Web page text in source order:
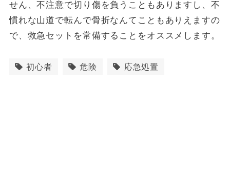
せん、不注意で切り傷を負うこともありますし、不
慣れな山道で転んで骨折なんてこともありえますの
で、救急セットを常備することをオススメします。
初心者 危険 応急処置